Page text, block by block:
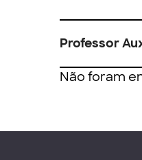
Professor
Não foram